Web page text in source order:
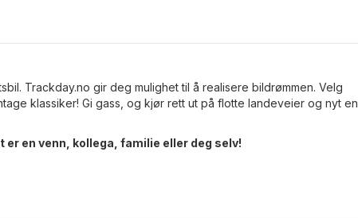
Trackday.no gir deg mulighet til å realisere bildrømmen. Velg
klassiker! Gi gass, og kjør rett ut på flotte landeveier og nyt en
en venn, kollega, familie eller deg selv!